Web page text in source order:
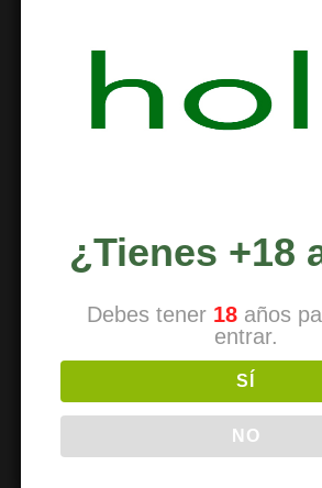
How to join
Come diventare un membro
PARA SOCIOS
Reducción de riesgos
Cómo renovar
Traer a un amigo
¿Tienes +18
Debes tener 18 años
entrar.
SÍ
NO